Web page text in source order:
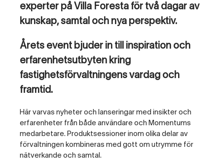
experter på Villa Foresta för två dagar av
kunskap, samtal och nya perspektiv.
Årets event bjuder in till inspiration och
erfarenhetsutbyten kring
fastighetsförvaltningens vardag och
framtid.
Här varvas nyheter och lanseringar med insikter och
erfarenheter från både användare och Momentums
medarbetare. Produktsessioner inom olika delar av
förvaltningen kombineras med gott om utrymme för
nätverkande och samtal.